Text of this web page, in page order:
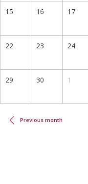
15 16 17
22 23 24
29 30 1
страниц
Previous month